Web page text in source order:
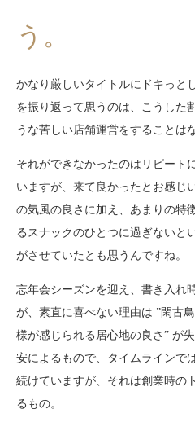
う。
かなり厳しいタイトルにドキっと
を振り返って思うのは、こうした
うな苦しい店舗運営をすることは
それができなかったのはリピート
いますが、来て良かったとお感じ
の気風の良さに加え、あまりの特
るスナックのひとつに過ぎないと
がさせていたとも思うんですね。
忘年会シーズンを迎え、書き入れ
が、素直に喜べない理由は ”閑古
様が感じられる居心地の良さ” が
安によるもので、タイムラインで
続けていますが、それは創業時の
るもの。